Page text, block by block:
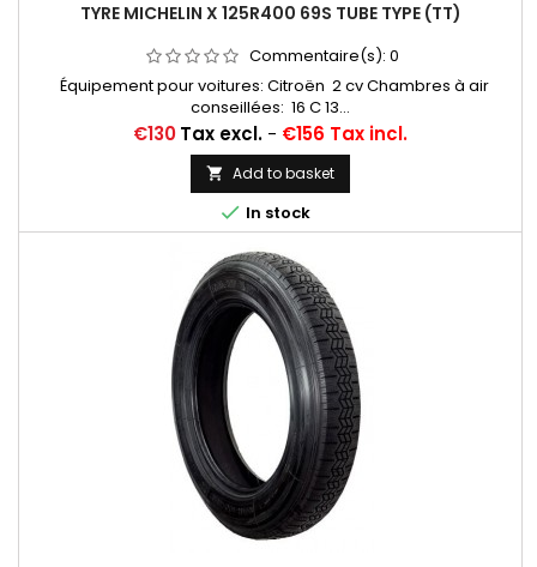
TYRE MICHELIN X 125R400 69S TUBE TYPE (TT)
Commentaire(s): 0
Équipement pour voitures: Citroën 2 cv Chambres à air
conseillées: 16 C 13...
Price
€130Tax excl. - €156 Tax incl.
 Add to basket
 In stock